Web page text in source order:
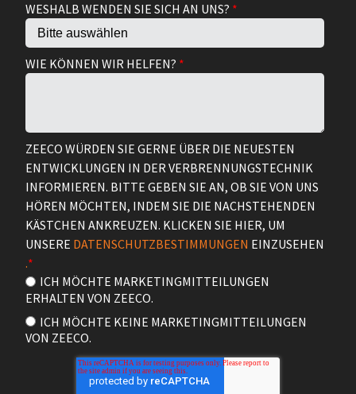
WESHALB WENDEN SIE SICH AN UNS? *
WIE KÖNNEN WIR HELFEN? *
ZEECO WÜRDEN SIE GERNE ÜBER DIE NEUESTEN
ENTWICKLUNGEN IN DER VERBRENNUNGSTECHNIK
INFORMIEREN. BITTE GEBEN SIE AN, OB SIE VON UNS
HÖREN MÖCHTEN, INDEM SIE DIE NACHSTEHENDEN
KÄSTCHEN ANKREUZEN. KLICKEN SIE HIER, UM
UNSERE DATENSCHUTZBESTIMMUNGEN EINZUSEHEN
.*
ICH MÖCHTE MARKETINGMITTEILUNGEN
ERHALTEN VON ZEECO.
ICH MÖCHTE KEINE MARKETINGMITTEILUNGEN
VON ZEECO.